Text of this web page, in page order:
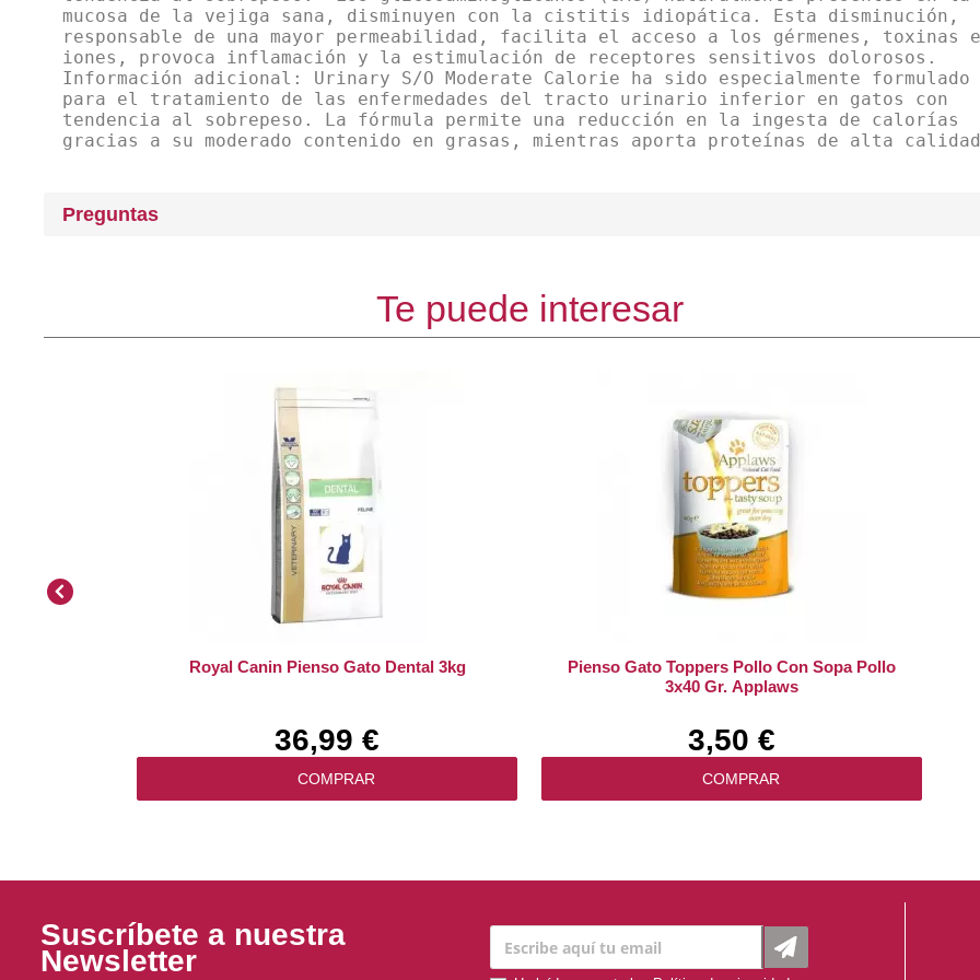
mucosa de la vejiga sana, disminuyen con la cistitis idiopática. Esta disminución,
responsable de una mayor permeabilidad, facilita el acceso a los gérmenes, toxinas e
iones, provoca inflamación y la estimulación de receptores sensitivos dolorosos.
Información adicional: Urinary S/O Moderate Calorie ha sido especialmente formulado
para el tratamiento de las enfermedades del tracto urinario inferior en gatos con
tendencia al sobrepeso. La fórmula permite una reducción en la ingesta de calorías
gracias a su moderado contenido en grasas, mientras aporta proteínas de alta
Preguntas
Te puede interesar
Royal Canin Pienso Gato Dental 3kg
36,99 €
COMPRAR
Pienso Gato Toppers Pollo Con Sopa Pollo
3x40 Gr. Applaws
3,50 €
COMPRAR
Suscríbete a nuestra
Newsletter